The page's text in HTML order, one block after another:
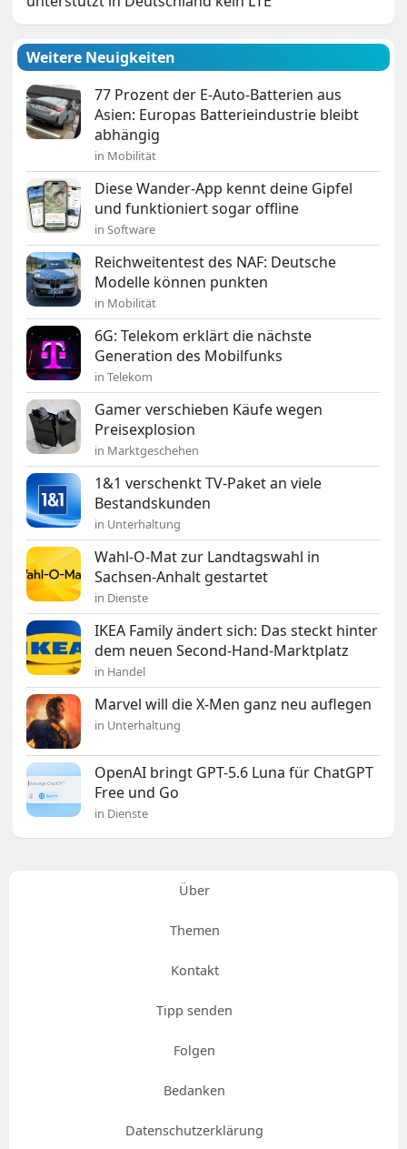
Weitere Neuigkeiten
77 Prozent der E-Auto-Batterien aus
Asien: Europas Batterieindustrie bleibt
abhängig
in Mobilität
Diese Wander-App kennt deine Gipfel
und funktioniert sogar offline
in Software
Reichweitentest des NAF: Deutsche
Modelle können punkten
in Mobilität
6G: Telekom erklärt die nächste
Generation des Mobilfunks
in Telekom
Gamer verschieben Käufe wegen
Preisexplosion
in Marktgeschehen
1&1 verschenkt TV-Paket an viele
Bestandskunden
in Unterhaltung
Wahl-O-Mat zur Landtagswahl in
Sachsen-Anhalt gestartet
in Dienste
IKEA Family ändert sich: Das steckt hinter
dem neuen Second-Hand-Marktplatz
in Handel
Marvel will die X-Men ganz neu auflegen
in Unterhaltung
OpenAI bringt GPT-5.6 Luna für ChatGPT
Free und Go
in Dienste
Über
Themen
Kontakt
Tipp senden
Folgen
Bedanken
Datenschutzerklärung